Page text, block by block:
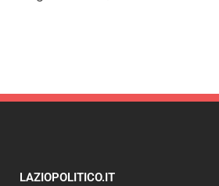
LAZIOPOLITICO.IT